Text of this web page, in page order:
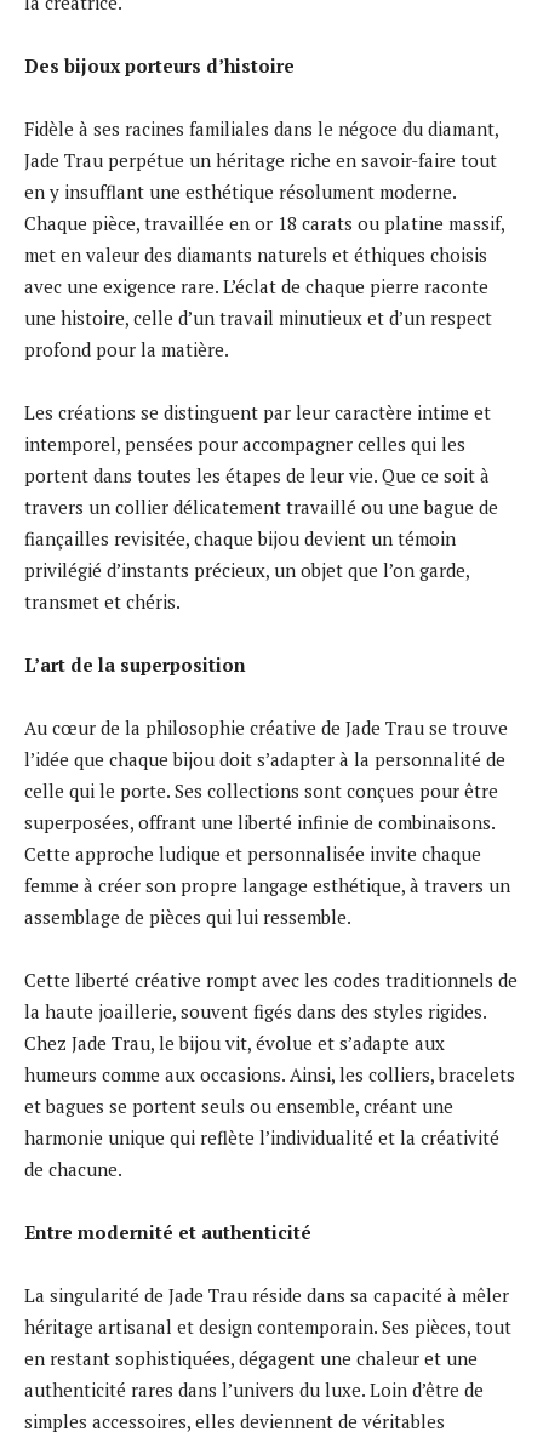
Des bijoux porteurs d’histoire
Fidèle à ses racines familiales dans le négoce du diamant,
Jade Trau perpétue un héritage riche en savoir-faire tout
en y insufflant une esthétique résolument moderne.
Chaque pièce, travaillée en or 18 carats ou platine massif,
met en valeur des diamants naturels et éthiques choisis
avec une exigence rare. L’éclat de chaque pierre raconte
une histoire, celle d’un travail minutieux et d’un respect
profond pour la matière.
Les créations se distinguent par leur caractère intime et
intemporel, pensées pour accompagner celles qui les
portent dans toutes les étapes de leur vie. Que ce soit à
travers un collier délicatement travaillé ou une bague de
fiançailles revisitée, chaque bijou devient un témoin
privilégié d’instants précieux, un objet que l’on garde,
transmet et chéris.
L’art de la superposition
Au cœur de la philosophie créative de Jade Trau se trouve
l’idée que chaque bijou doit s’adapter à la personnalité de
celle qui le porte. Ses collections sont conçues pour être
superposées, offrant une liberté infinie de combinaisons.
Cette approche ludique et personnalisée invite chaque
femme à créer son propre langage esthétique, à travers un
assemblage de pièces qui lui ressemble.
Cette liberté créative rompt avec les codes traditionnels de
la haute joaillerie, souvent figés dans des styles rigides.
Chez Jade Trau, le bijou vit, évolue et s’adapte aux
humeurs comme aux occasions. Ainsi, les colliers, bracelets
et bagues se portent seuls ou ensemble, créant une
harmonie unique qui reflète l’individualité et la créativité
de chacune.
Entre modernité et authenticité
La singularité de Jade Trau réside dans sa capacité à mêler
héritage artisanal et design contemporain. Ses pièces, tout
en restant sophistiquées, dégagent une chaleur et une
authenticité rares dans l’univers du luxe. Loin d’être de
simples accessoires, elles deviennent de véritables